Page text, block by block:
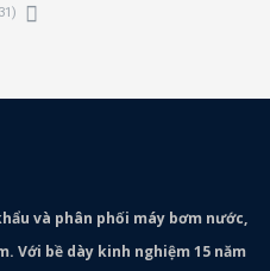
và phân phối máy bơm nước,
Với bề dày kinh nghiệm 15 năm